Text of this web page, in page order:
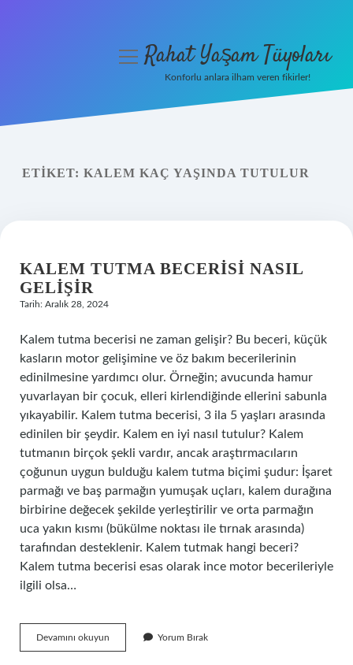
Yasal Uyarı
menüyüRahat Yaşam Tüyoları
Konforlu anlara ilham veren fikirler!
ETIKET: KALEM KAÇ YAŞINDA TUTULUR
KALEM TUTMA BECERISI NASIL
GELIŞIR
Tarih: Aralık 28, 2024
Kalem tutma becerisi ne zaman gelişir? Bu beceri, küçük
kasların motor gelişimine ve öz bakım becerilerinin
edinilmesine yardımcı olur. Örneğin; avucunda hamur
yuvarlayan bir çocuk, elleri kirlendiğinde ellerini sabunla
yıkayabilir. Kalem tutma becerisi, 3 ila 5 yaşları arasında
edinilen bir şeydir. Kalem en iyi nasıl tutulur? Kalem
tutmanın birçok şekli vardır, ancak araştırmacıların
çoğunun uygun bulduğu kalem tutma biçimi şudur: İşaret
parmağı ve baş parmağın yumuşak uçları, kalem durağına
birbirine değecek şekilde yerleştirilir ve orta parmağın
uca yakın kısmı (bükülme noktası ile tırnak arasında)
tarafından desteklenir. Kalem tutmak hangi beceri?
Kalem tutma becerisi esas olarak ince motor becerileriyle
ilgili olsa…
Devamını okuyun
Tutma
Yorum Bırak